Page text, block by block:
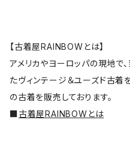
【古着屋RAINBOWとは】
アメリカやヨーロッパの現地で
たヴィンテージ＆ユーズド古着
の古着を販売しております。
■古着屋RAINBOWとは